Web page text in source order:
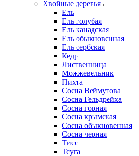
Хвойные деревья
Ель
Ель голубая
Ель канадская
Ель обыкновенная
Ель сербская
Кедр
Лиственница
Можжевельник
Пихта
Сосна Веймутова
Сосна Гельдрейха
Сосна горная
Сосна крымская
Сосна обыкновенная
Сосна черная
Тисс
Тсуга